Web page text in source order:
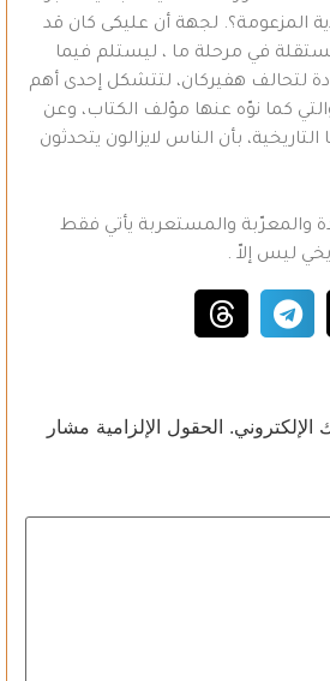
المزعومة؟. لجهة أن عليكى كان قد
في مرحلة ما ، ليستلم فيما
لتحالف هفيركان، لتتشكل إحدى أهم
كما نوّه عنها مؤلف الكتاب، وعن
بأن الناس لايزالون يتحدثون
والمعرّبة والمستعربة يأتي فقط
ليس إلاّ .
الحقول الإلزامية مشار